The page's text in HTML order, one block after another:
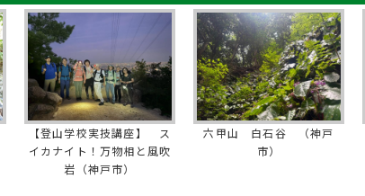
【登山学校実技講座】 ス
イカナイト！万物相と風吹
岩（神戸市）
六甲山 白石谷 （神戸
市）